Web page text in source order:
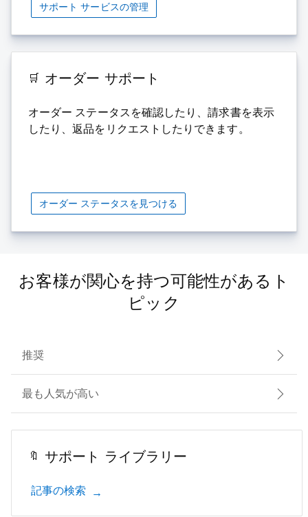
サポート サービスの管理
オーダー サポート
オーダー ステータスを確認したり、請求書を表示
したり、返品をリクエストしたりできます。
オーダー ステータスを見つける
お客様が関心を持つ可能性があるト
ピック
サポート ライブラリー
記事の検索
推奨
最も人気が高い